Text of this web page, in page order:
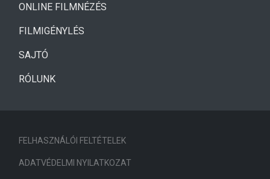
ONLINE FILMNÉZÉS
FILMIGÉNYLÉS
SAJTÓ
RÓLUNK
FELHASZNÁLÓI FELTÉTELEK
ADATVÉDELMI NYILATKOZAT